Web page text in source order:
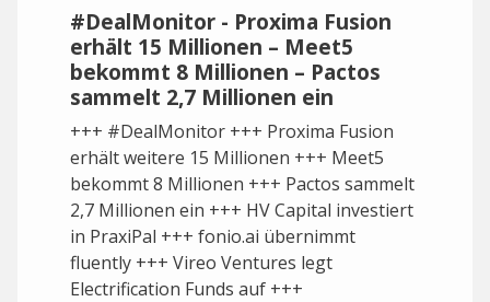
#DealMonitor - Proxima Fusion
erhält 15 Millionen – Meet5
bekommt 8 Millionen – Pactos
sammelt 2,7 Millionen ein
+++ #DealMonitor +++ Proxima Fusion
erhält weitere 15 Millionen +++ Meet5
bekommt 8 Millionen +++ Pactos sammelt
2,7 Millionen ein +++ HV Capital investiert
in PraxiPal +++ fonio.ai übernimmt
fluently +++ Vireo Ventures legt
Electrification Funds auf +++